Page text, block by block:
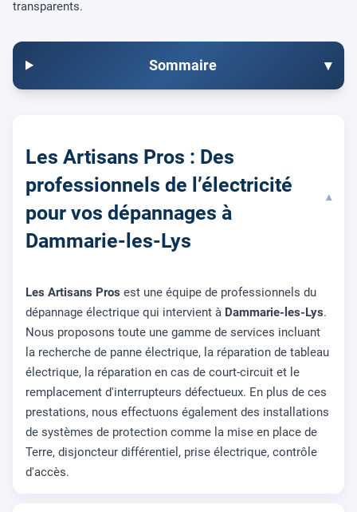
transparents.
Sommaire ▾
Les Artisans Pros : Des
professionnels de l’électricité
pour vos dépannages à
Dammarie-les-Lys
▾
Les Artisans Pros est une équipe de professionnels du
dépannage électrique qui intervient à Dammarie-les-Lys.
Nous proposons toute une gamme de services incluant
la recherche de panne électrique, la réparation de tableau
électrique, la réparation en cas de court-circuit et le
remplacement d'interrupteurs défectueux. En plus de ces
prestations, nous effectuons également des installations
de systèmes de protection comme la mise en place de
Terre, disjoncteur différentiel, prise électrique, contrôle
d'accès.